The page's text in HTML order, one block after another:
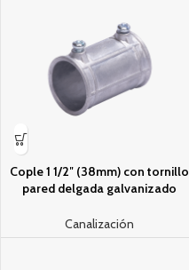
Cople 1 1/2″ (38mm) con tornillo
pared delgada galvanizado
Canalización